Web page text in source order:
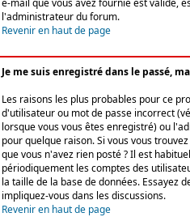
l'administrateur du forum.
Revenir en haut de page
Je me suis enregistré dans le passé,
Les raisons les plus probables pour ce
d'utilisateur ou mot de passe incorrect
lorsque vous vous êtes enregistré) ou
pour quelque raison. Si vous vous
que vous n'avez rien posté ? Il est
périodiquement les comptes des
la taille de la base de données. Essayez
impliquez-vous dans les discussions.
Revenir en haut de page